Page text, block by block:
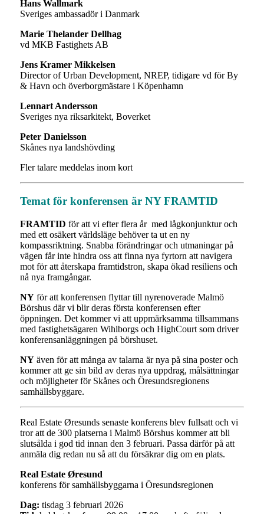
Hans Wallmark
Sveriges ambassadör i Danmark
Marie Thelander Dellhag
vd MKB Fastighets AB
Jens Kramer Mikkelsen
Director of Urban Development, NREP, tidigare vd för By
& Havn och överborgmästare i Köpenhamn
Lennart Andersson
Sveriges nya riksarkitekt, Boverket
Peter Danielsson
Skånes nya landshövding
Fler talare meddelas inom kort
Temat för konferensen är NY FRAMTID
FRAMTID för att vi efter flera år med lågkonjunktur och
med ett osäkert världsläge behöver ta ut en ny
kompassriktning. Snabba förändringar och utmaningar på
vägen får inte hindra oss att finna nya fyrtorn att navigera
mot för att återskapa framtidstron, skapa ökad resiliens och
nå nya framgångar.
NYför att konferensen flyttar till nyrenoverade Malmö
Börshus där vi blir deras första konferensen efter
öppningen. Det kommer vi att uppmärksamma tillsammans
med fastighetsägaren Wihlborgs och HighCourt som driver
konferensanläggningen på börshuset.
NYäven för att många av talarna är nya på sina poster och
kommer att ge sin bild av deras nya uppdrag, målsättningar
och möjligheter för Skånes och Öresundsregionens
samhällsbyggare.
Real Estate Øresunds senaste konferens blev fullsatt och vi
tror att de 300 platserna i Malmö Börshus kommer att bli
slutsålda i god tid innan den 3 februari. Passa därför på att
anmäla dig redan nu så att du försäkrar dig om en plats.
Real Estate Øresund
konferens för samhällsbyggarna i Öresundsregionen
Dag: tisdag 3 februari 2026